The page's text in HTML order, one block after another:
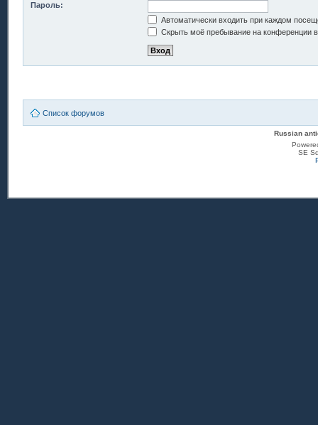
Пароль:
Автоматически входить при каждом
Скрыть моё пребывание на конференции в
Список форумов
Russian
SE